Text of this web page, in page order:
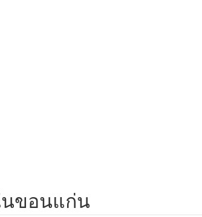
ขอนแก่น